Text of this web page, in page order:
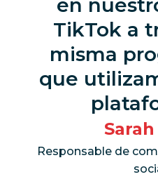
en
TikTok a
misma
que
Responsable de